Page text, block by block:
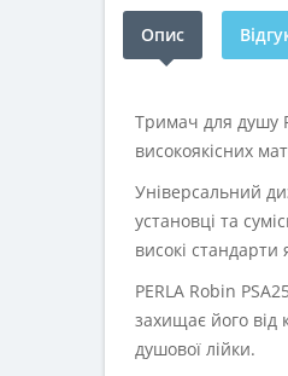
Опис
Тримач для душу
високоякісних
Універсальний
установці та
високі
PERLA Robin
захищає його від
душової лійки.